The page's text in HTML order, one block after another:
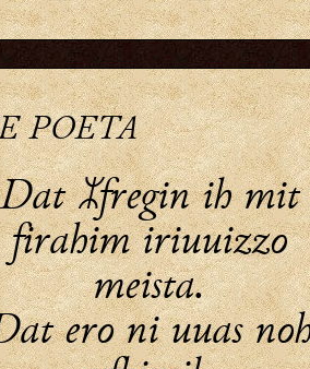
POETA
Dat fregin ih mit
firahim iriuuizzo
meista.
ero ni uuas